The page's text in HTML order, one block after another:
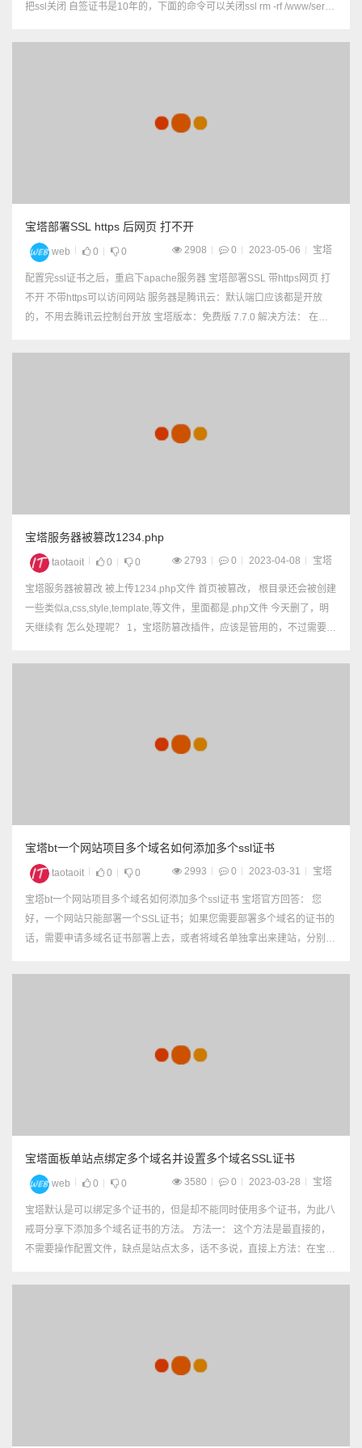
把ssl关闭 自签证书是10年的，下面的命令可以关闭ssl rm -rf /www/serve
宝塔部署SSL https 后网页 打不开
web 0 0 2908 0 2023-05-06 宝塔
配置完ssl证书之后，重启下apache服务器 宝塔部署SSL 带https网页 打
不开 不带https可以访问网站 服务器是腾讯云：默认端口应该都是开放
的，不用去腾讯云控制台开放 宝塔版本：免费版 7.7.0 解决方法： 在安
宝塔服务器被篡改1234.php
taotaoit 0 0 2793 0 2023-04-08 宝塔
宝塔服务器被篡改 被上传1234.php文件 首页被篡改， 根目录还会被创建
一些类似a,css,style,template,等文件，里面都是.php文件 今天删了，明
天继续有 怎么处理呢？ 1，宝塔防篡改插件，应该是管用的，不过需要花
宝塔bt一个网站项目多个域名如何添加多个ssl证书
taotaoit 0 0 2993 0 2023-03-31 宝塔
宝塔bt一个网站项目多个域名如何添加多个ssl证书 宝塔官方回答： 您
好，一个网站只能部署一个SSL证书；如果您需要部署多个域名的证书的
话，需要申请多域名证书部署上去，或者将域名单独拿出来建站，分别给
定新域名，重新配置ssl证书，不知道为什么不成功】 新...
宝塔面板单站点绑定多个域名并设置多个域名SSL证书
web 0 0 3580 0 2023-03-28 宝塔
宝塔默认是可以绑定多个证书的，但是却不能同时使用多个证书，为此八
戒哥分享下添加多个域名证书的方法。 方法一： 这个方法是最直接的，
不需要操作配置文件，缺点是站点太多，话不多说，直接上方法：在宝塔
理解就是很多个站点使用同一个目录，然每个站点的域名不同，这样就每